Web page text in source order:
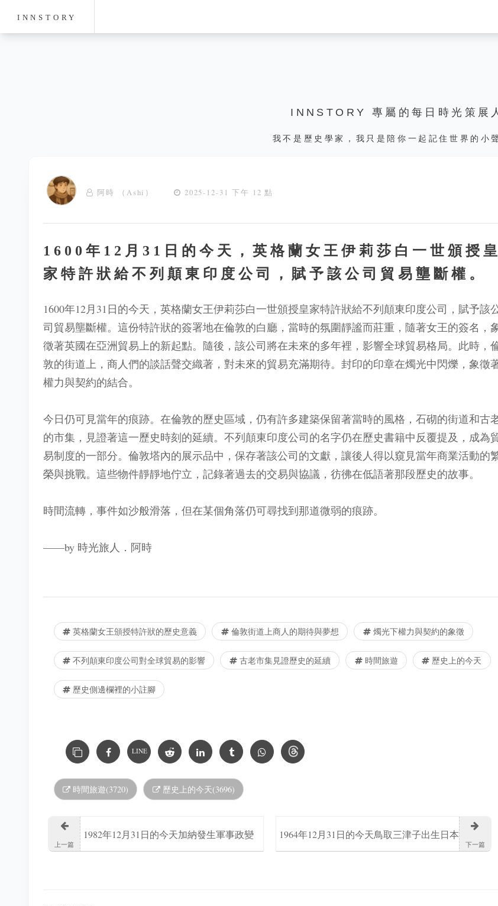
INNSTORY
INNSTORY 專屬的每日時光策展
我不是歷史學家，我只是陪你一起記住世界的小
阿時 （Ashi） 2025-12-31 下午 12 點
1600年12月31日的今天，英格蘭女王伊莉莎白一世頒授皇
家特許狀給不列顛東印度公司，賦予該公司貿易壟斷權。
1600年12月31日的今天，英格蘭女王伊莉莎白一世頒授皇家特許狀給不列顛東印度公司，賦予該
司貿易壟斷權。這份特許狀的簽署地在倫敦的白廳，當時的氛圍靜謐而莊重，隨著女王的簽名，
徵著英國在亞洲貿易上的新起點。隨後，該公司將在未來的多年裡，影響全球貿易格局。此時，
敦的街道上，商人們的談話聲交織著，對未來的貿易充滿期待。封印的印章在燭光中閃爍，象徵
權力與契約的結合。
今日仍可見當年的痕跡。在倫敦的歷史區域，仍有許多建築保留著當時的風格，石砌的街道和古
的市集，見證著這一歷史時刻的延續。不列顛東印度公司的名字仍在歷史書籍中反覆提及，成為
易制度的一部分。倫敦塔內的展示品中，保存著該公司的文獻，讓後人得以窺見當年商業活動的
榮與挑戰。這些物件靜靜地佇立，記錄著過去的交易與協議，彷彿在低語著那段歷史的故事。
時間流轉，事件如沙般滑落，但在某個角落仍可尋找到那道微弱的痕跡。
——by 時光旅人．阿時
英格蘭女王頒授特許狀的歷史意義 倫敦街道上商人的期待與夢想 燭光下權力與契約的象徵
不列顛東印度公司對全球貿易的影響 古老市集見證歷史的延續 時間旅遊 歷史上的今天
歷史側邊欄裡的小註腳
LINE
時間旅遊(3720) 歷史上的今天(3696)
上一篇
1982年12月31日的今天加納發生軍事政變
下一篇
1964年12月31日的今天鳥取三津子出生日本